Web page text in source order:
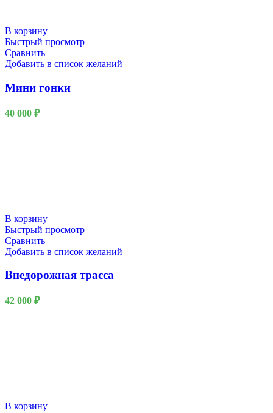
В корзину
Быстрый просмотр
Сравнить
Добавить в список желаний
Мини гонки
40 000 ₽
В корзину
Быстрый просмотр
Сравнить
Добавить в список желаний
Внедорожная трасса
42 000 ₽
В корзину